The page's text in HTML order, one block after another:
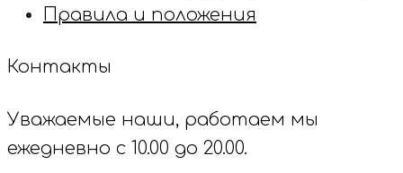
Правила и положения
Контакты
Уважаемые наши, работаем мы
ежедневно с 10.00 до 20.00.